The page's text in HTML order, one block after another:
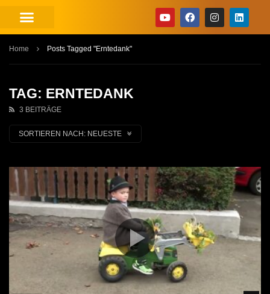
Home Posts Tagged "Erntedank"
TAG: ERNTEDANK
3 BEITRÄGE
SORTIEREN NACH: NEUESTE